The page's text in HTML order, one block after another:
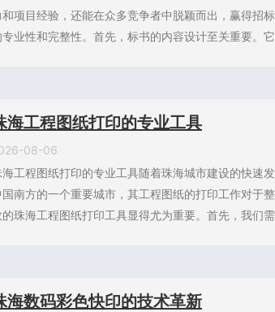
和项目经验，还能在众多竞争者中脱颖而出，赢得招
业性和完整性。首先，标书的内容设计至关重要。
海工程图纸打印的专业工具
08-06
海工程图纸打印的专业工具随着珠海城市建设的快速
国南方的一个重要城市，其工程图纸的打印工作对于
珠海工程图纸打印工具显得尤为重要。首先，我们
海数码彩色快印的技术革新